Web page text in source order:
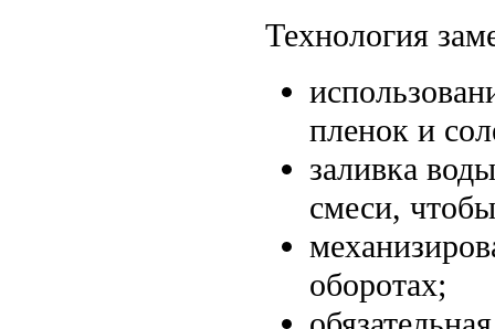
Технология
пленок и
заливка
смеси,
оборотах;